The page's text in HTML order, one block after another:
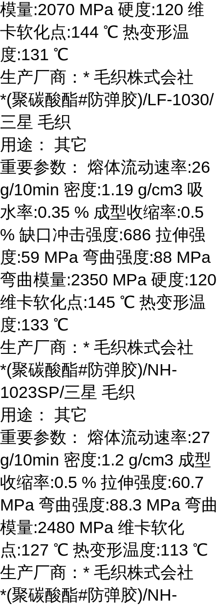
模量:2070 MPa 硬度:120 维
卡软化点:144 ℃ 热变形温
度:131 ℃
生产厂商：* 毛织株式会社
*(聚碳酸酯#防弹胶)/LF-1030/
三星 毛织
用途： 其它
重要参数： 熔体流动速率:26
g/10min 密度:1.19 g/cm3 吸
水率:0.35 % 成型收缩率:0.5
% 缺口冲击强度:686 拉伸强
度:59 MPa 弯曲强度:88 MPa
弯曲模量:2350 MPa 硬度:120
维卡软化点:145 ℃ 热变形温
度:133 ℃
生产厂商：* 毛织株式会社
*(聚碳酸酯#防弹胶)/NH-
1023SP/三星 毛织
用途： 其它
重要参数： 熔体流动速率:27
g/10min 密度:1.2 g/cm3 成型
收缩率:0.5 % 拉伸强度:60.7
MPa 弯曲强度:88.3 MPa 弯曲
模量:2480 MPa 维卡软化
点:127 ℃ 热变形温度:113 ℃
生产厂商：* 毛织株式会社
*(聚碳酸酯#防弹胶)/NH-